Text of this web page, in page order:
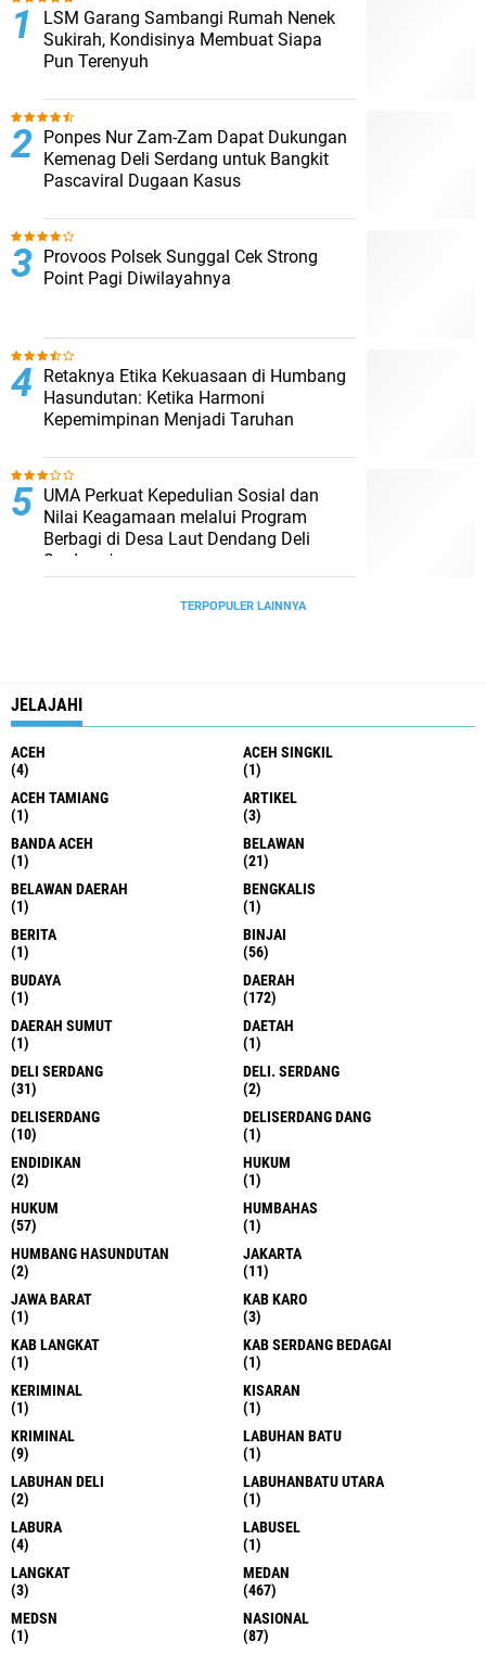
LSM Garang Sambangi Rumah Nenek
Sukirah, Kondisinya Membuat Siapa
Pun Terenyuh
Ponpes Nur Zam-Zam Dapat Dukungan
Kemenag Deli Serdang untuk Bangkit
Pascaviral Dugaan Kasus
Provoos Polsek Sunggal Cek Strong
Point Pagi Diwilayahnya
Retaknya Etika Kekuasaan di Humbang
Hasundutan: Ketika Harmoni
Kepemimpinan Menjadi Taruhan
UMA Perkuat Kepedulian Sosial dan
Nilai Keagamaan melalui Program
Berbagi di Desa Laut Dendang Deli
Serdang*
TERPOPULER LAINNYA
JELAJAHI
ACEH
(4)
ACEH SINGKIL
(1)
ACEH TAMIANG
(1)
ARTIKEL
(3)
BANDA ACEH
(1)
BELAWAN
(21)
BELAWAN DAERAH
(1)
BENGKALIS
(1)
BERITA
(1)
BINJAI
(56)
BUDAYA
(1)
DAERAH
(172)
DAERAH SUMUT
(1)
DAETAH
(1)
DELI SERDANG
(31)
DELI. SERDANG
(2)
DELISERDANG
(10)
DELISERDANG DANG
(1)
ENDIDIKAN
(2)
HUKUM
(1)
HUKUM
(57)
HUMBAHAS
(1)
HUMBANG HASUNDUTAN
(2)
JAKARTA
(11)
JAWA BARAT
(1)
KAB KARO
(3)
KAB LANGKAT
(1)
KAB SERDANG BEDAGAI
(1)
KERIMINAL
(1)
KISARAN
(1)
KRIMINAL
(9)
LABUHAN BATU
(1)
LABUHAN DELI
(2)
LABUHANBATU UTARA
(1)
LABURA
(4)
LABUSEL
(1)
LANGKAT
(3)
MEDAN
(467)
MEDSN
(1)
NASIONAL
(87)